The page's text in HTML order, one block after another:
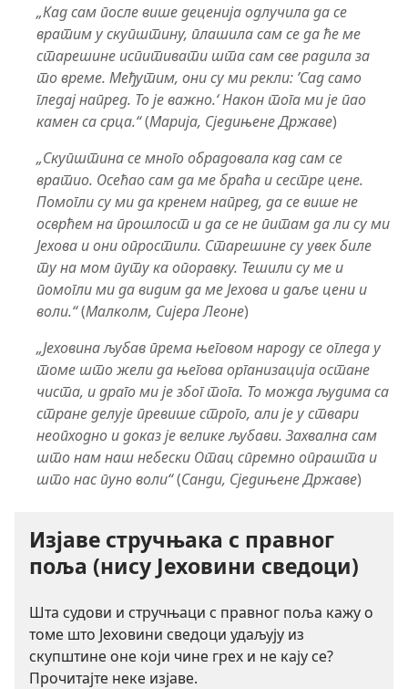
„Кад сам после више деценија одлучила да се
вратим у скупштину, плашила сам се да ће ме
старешине испитивати шта сам све радила за
то време. Међутим, они су ми рекли: ’Сад само
гледај напред. То је важно.‘ Након тога ми је пао
камен са срца.“(Марија, Сједињене Државе)
„Скупштина се много обрадовала кад сам се
вратио. Осећао сам да ме браћа и сестре цене.
Помогли су ми да кренем напред, да се више не
осврћем на прошлост и да се не питам да ли су ми
Јехова и они опростили. Старешине су увек биле
ту на мом путу ка опоравку. Тешили су ме и
помогли ми да видим да ме Јехова и даље цени и
воли.“(Малколм, Сијера Леоне)
„Јеховина љубав према његовом народу се огледа у
томе што жели да његова организација остане
чиста, и драго ми је због тога. То можда људима са
стране делује превише строго, али је у ствари
неопходно и доказ је велике љубави. Захвална сам
што нам наш небески Отац спремно опрашта и
што нас пуно воли“(Санди, Сједињене Државе)
Изјаве стручњака с правног
поља (нису Јеховини сведоци)
Шта судови и стручњаци с правног поља кажу о
томе што Јеховини сведоци удаљују из
скупштине оне који чине грех и не кају се?
Прочитајте неке изјаве.